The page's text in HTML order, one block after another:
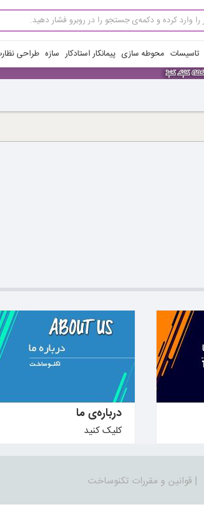
تاسیسات محوطه سازی پیمانکار استادکار سازه طراحی
بیشتر بدانید ←
درباره‌ی ما
کلیک کنید
| قوانین و مقررات تکنوساخت